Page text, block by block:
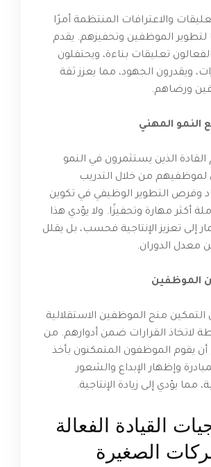
والاعترافات المنتظمة أمرًا
لتطوير الموظفين وتحفيزهم. يقدم
تعليقات بناءة، ويحتفلون
ويقدرون الجهود، مما يعزز ثقة
ورضاهم.
النمو المهني
الذين يستثمرون في النمو
لموظفيهم من خلال التدريب
وفرص التطوير الوظيفي في تكوين
أكثر مهارة وتحفيزًا. ولا يؤدي هذا
إلى تعزيز الإنتاجية فحسب، بل يقلل
معدل الدوران.
الموظفين
منح الموظفين الاستقلالية
لاتخاذ القرارات ضمن أدوارهم. من
أن يقوم الموظفون المتمكنون بأخذ
وإظهار الإبداع والشعور
مما يؤدي إلى زيادة الإنتاجية.
القيادة الفعالة
الصغيرة